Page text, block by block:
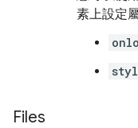
素上設定
Files